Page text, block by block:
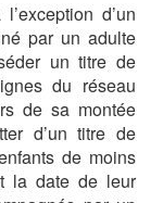
d’un
par un adulte
un titre de
du réseau
de sa montée
d’un titre de
de moins
la date de leur